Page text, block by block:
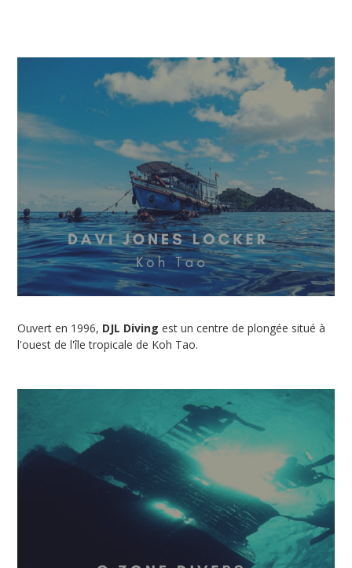
Ouvert en 1996, DJL Diving est un centre de plongée situé à
l'ouest de l'île tropicale de Koh Tao.